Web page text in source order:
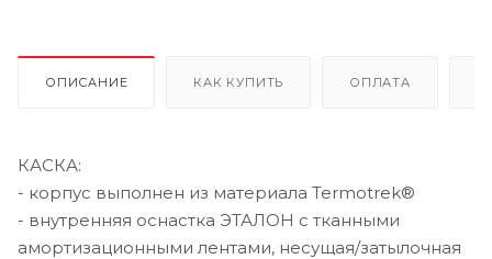
ОПИСАНИЕ КАК КУПИТЬ ОПЛАТА
КАСКА:
- корпус выполнен из материала Termotrek®
- внутренняя оснастка ЭТАЛОН с тканными
амортизационными лентами, несущая/затылочная